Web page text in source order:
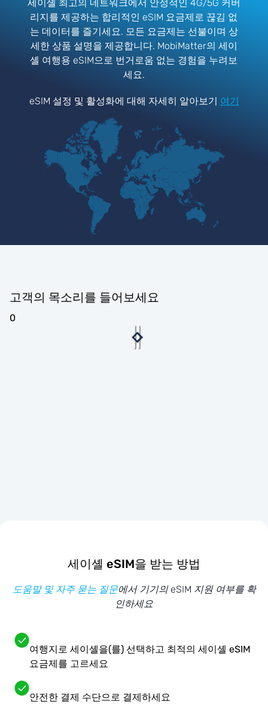
세이셸 최고의 네트워크에서 안정적인 4G/5G 커버
리지를 제공하는 합리적인 eSIM 요금제로 끊김 없
는 데이터를 즐기세요. 모든 요금제는 선불이며 상
세한 상품 설명을 제공합니다. MobiMatter의 세이
셸 여행용 eSIM으로 번거로움 없는 경험을 누려보
세요.
eSIM 설정 및 활성화에 대해 자세히 알아보기 여기
고객의 목소리를 들어보세요
0
세이셸 eSIM을 받는 방법
도움말 및 자주 묻는 질문에서 기기의 eSIM 지원 여부를 확
인하세요
여행지로 세이셸을(를) 선택하고 최적의 세이셸 eSIM
요금제를 고르세요
안전한 결제 수단으로 결제하세요